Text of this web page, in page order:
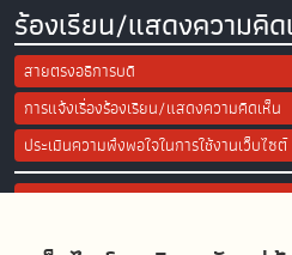
ร้องเรียน/แสดงความคิด
สายตรงอธิการบดี
การแจ้งเรื่องร้องเรียน/แสดงความคิดเห็น
ประเมินความพึงพอใจในการใช้งานเว็บไซ
Site Map